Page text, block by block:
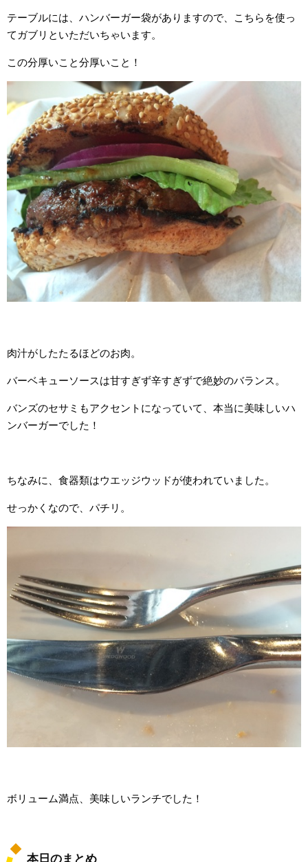
テーブルには、ハンバーガー袋がありますので、こちらを使っ
てガブリといただいちゃいます。
この分厚いこと分厚いこと！
肉汁がしたたるほどのお肉。
バーベキューソースは甘すぎず辛すぎずで絶妙のバランス。
バンズのセサミもアクセントになっていて、本当に美味しいハ
ンバーガーでした！
ちなみに、食器類はウエッジウッドが使われていました。
せっかくなので、パチリ。
ボリューム満点、美味しいランチでした！
本日のまとめ